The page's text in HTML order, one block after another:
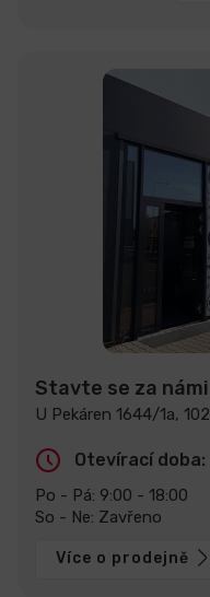
Stavte se za
U Pekáren 1644/1a,
Otevírací doba:
Po - Pá: 9:00 - 18:00
So - Ne: Zavřeno
Více o prodejně